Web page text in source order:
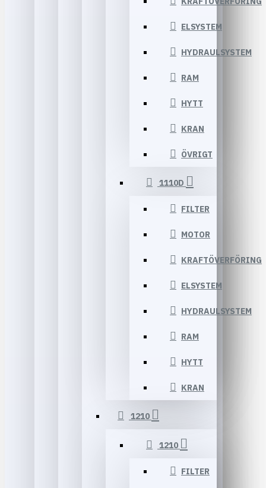
ELSYSTEM
HYDRAULSYSTEM
RAM
HYTT
KRAN
ÖVRIGT
1110D
FILTER
MOTOR
KRAFTÖVERFÖRING
ELSYSTEM
HYDRAULSYSTEM
RAM
HYTT
KRAN
1210
1210
FILTER